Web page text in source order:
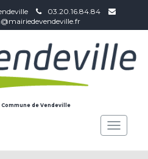
03.20.16.84.84
de Vendeville
Toggle